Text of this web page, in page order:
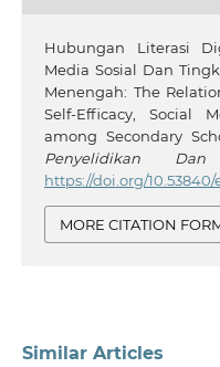
Hubungan Literasi
Media Sosial Dan
Menengah: The
Self-Efficacy, Social
among Secondary
Penyelidikan
https://doi.org/10.53840/
MORE CITATION
Similar Articles